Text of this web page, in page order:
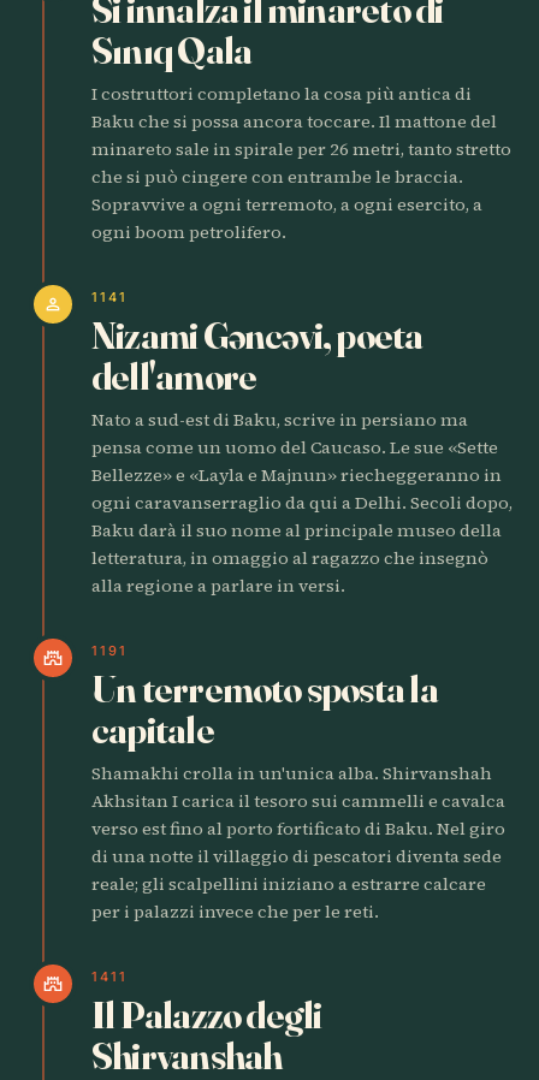
Sınıq Qala
I costruttori completano la cosa più antica di
Baku che si possa ancora toccare. Il mattone del
minareto sale in spirale per 26 metri, tanto stretto
che si può cingere con entrambe le braccia.
Sopravvive a ogni terremoto, a ogni esercito, a
ogni boom petrolifero.
person 1141
Nizami Gəncəvi, poeta
dell'amore
Nato a sud-est di Baku, scrive in persiano ma
pensa come un uomo del Caucaso. Le sue «Sette
Bellezze» e «Layla e Majnun» riecheggeranno in
ogni caravanserraglio da qui a Delhi. Secoli dopo,
Baku darà il suo nome al principale museo della
letteratura, in omaggio al ragazzo che insegnò
alla regione a parlare in versi.
castle 1191
Un terremoto sposta la
capitale
Shamakhi crolla in un'unica alba. Shirvanshah
Akhsitan I carica il tesoro sui cammelli e cavalca
verso est fino al porto fortificato di Baku. Nel giro
di una notte il villaggio di pescatori diventa sede
reale; gli scalpellini iniziano a estrarre calcare
per i palazzi invece che per le reti.
castle 1411
Il Palazzo degli
Shirvanshah